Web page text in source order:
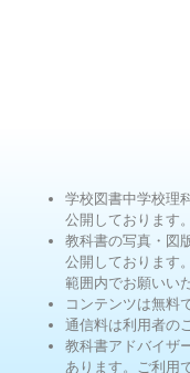
学校図書中学校理
公開しております。
教科書の写真・図
公開しております
範囲内でお願いい
コンテンツは無料
通信料は利用者の
教科書アドバイザ
あります。ご利用